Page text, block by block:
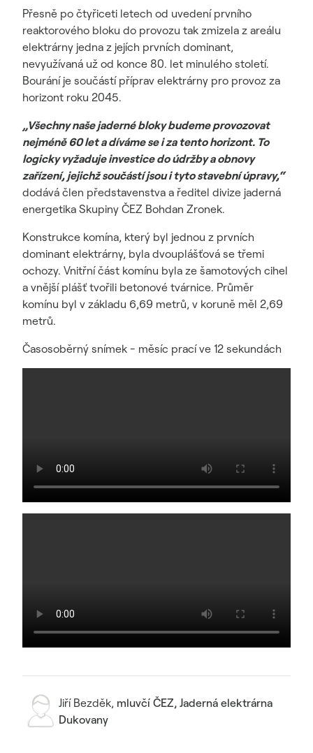
Přesně po čtyřiceti letech od uvedení prvního
reaktorového bloku do provozu tak zmizela z areálu
elektrárny jedna z jejích prvních dominant,
nevyužívaná už od konce 80. let minulého století.
Bourání je součástí příprav elektrárny pro provoz za
horizont roku 2045.
„Všechny naše jaderné bloky budeme provozovat
nejméně 60 let a díváme se i za tento horizont. To
logicky vyžaduje investice do údržby a obnovy
zařízení, jejichž součástí jsou i tyto stavební úpravy,“
dodává člen představenstva a ředitel divize jaderná
energetika Skupiny ČEZ Bohdan Zronek.
Konstrukce komína, který byl jednou z prvních
dominant elektrárny, byla dvouplášťová se třemi
ochozy. Vnitřní část komínu byla ze šamotových cihel
a vnější plášť tvořili betonové tvárnice. Průměr
komínu byl v základu 6,69 metrů, v koruně měl 2,69
metrů.
Časosoběrný snímek - měsíc prací ve 12 sekundách
Jiří Bezděk, mluvčí ČEZ, Jaderná elektrárna
Dukovany